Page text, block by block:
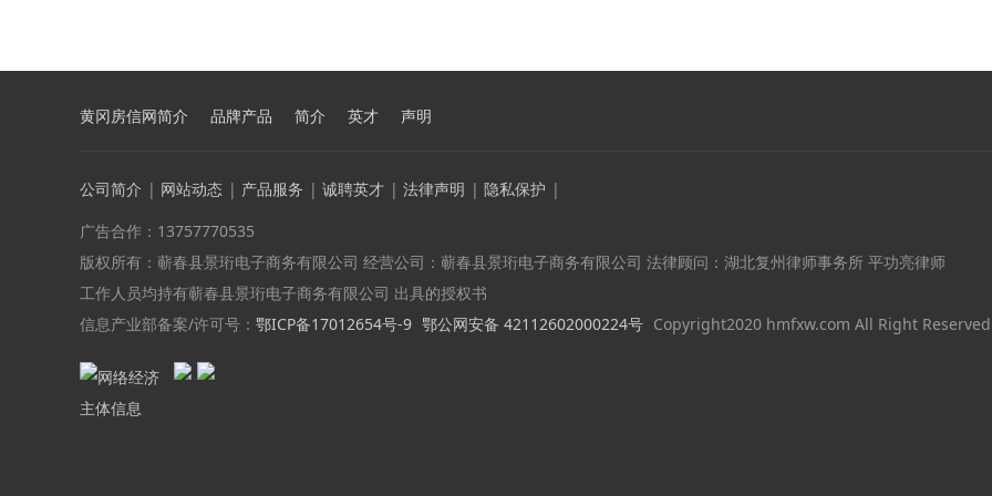
黄冈房信网简介 品牌产品 简介 英才 声明
公司简介 | 网站动态 | 产品服务 | 诚聘英才 | 法律声明 | 隐私保护 |
广告合作：13757770535
版权所有：蕲春县景珩电子商务有限公司 经营公司：蕲春县景珩电子商务有限公司 法律顾问：湖北复州律师事务所 平功亮律师
工作人员均持有蕲春县景珩电子商务有限公司 出具的授权书
信息产业部备案/许可号： 鄂ICP备17012654号-9 鄂公网安备 42112602000224号 Copyright2020 hmfxw.com All Right